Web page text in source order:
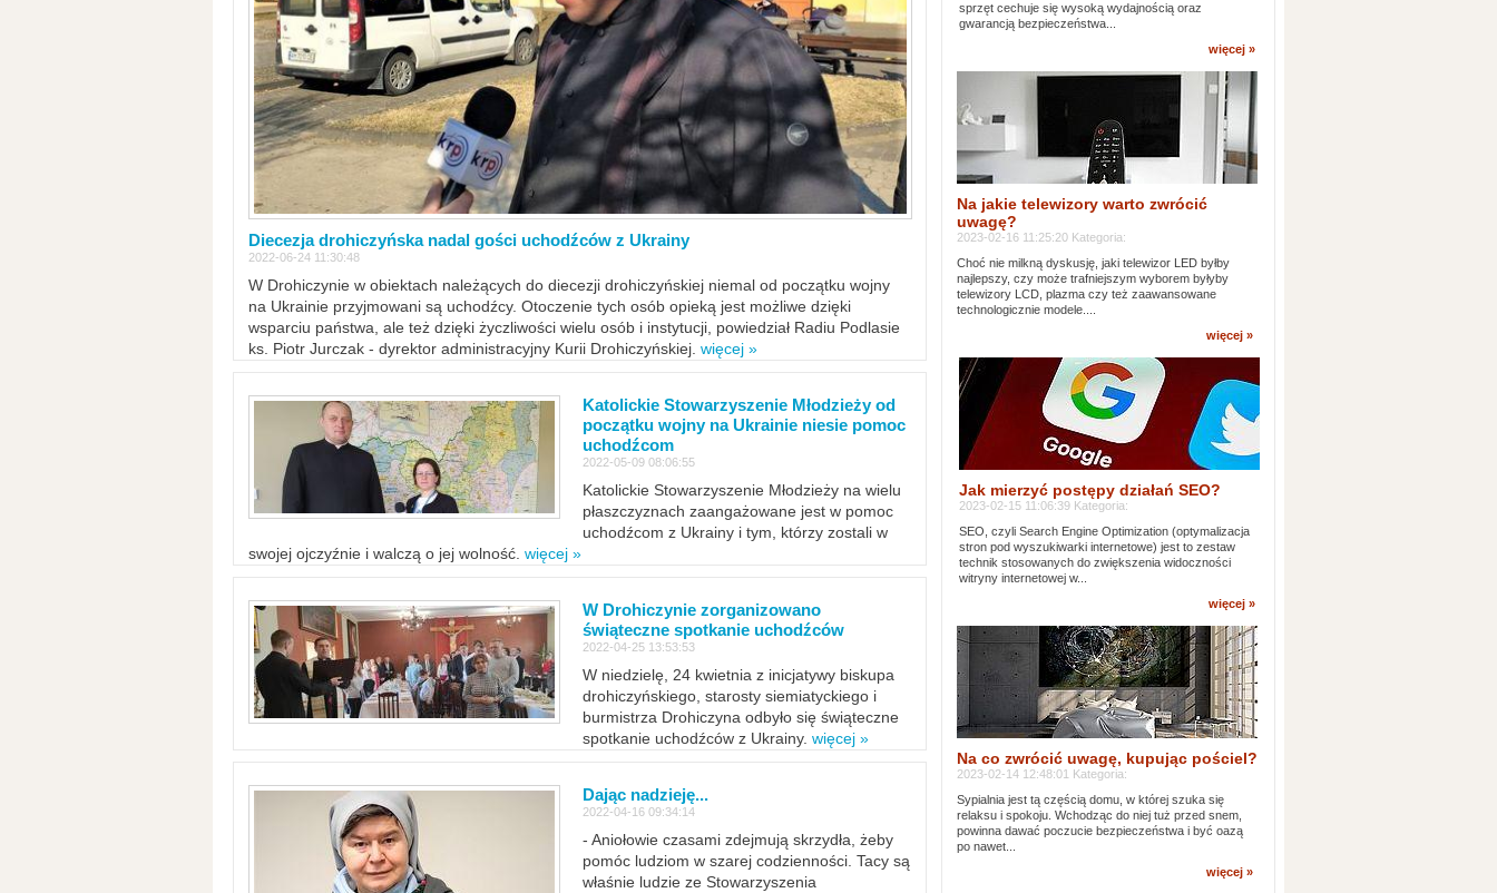
Diecezja drohiczyńska nadal gości uchodźców z Ukrainy
2022-06-24 11:30:48
W Drohiczynie w obiektach należących do diecezji drohiczyńskiej niemal od początku wojny
na Ukrainie przyjmowani są uchodźcy. Otoczenie tych osób opieką jest możliwe dzięki
wsparciu państwa, ale też dzięki życzliwości wielu osób i instytucji, powiedział Radiu Podlasie
ks. Piotr Jurczak - dyrektor administracyjny Kurii Drohiczyńskiej. więcej »
Katolickie Stowarzyszenie Młodzieży od
początku wojny na Ukrainie niesie pomoc
uchodźcom
2022-05-09 08:06:55
Katolickie Stowarzyszenie Młodzieży na wielu
płaszczyznach zaangażowane jest w pomoc
uchodźcom z Ukrainy i tym, którzy zostali w
swojej ojczyźnie i walczą o jej wolność. więcej »
W Drohiczynie zorganizowano
świąteczne spotkanie uchodźców
2022-04-25 13:53:53
W niedzielę, 24 kwietnia z inicjatywy biskupa
drohiczyńskiego, starosty siemiatyckiego i
burmistrza Drohiczyna odbyło się świąteczne
spotkanie uchodźców z Ukrainy. więcej »
Dając nadzieję...
2022-04-16 09:34:14
- Aniołowie czasami zdejmują skrzydła, żeby
pomóc ludziom w szarej codzienności. Tacy są
właśnie ludzie ze Stowarzyszenia
sprzęt cechuje się wysoką wydajnością oraz
gwarancją bezpieczeństwa...
więcej »
Na jakie telewizory warto zwrócić
uwagę?
2023-02-16 11:25:20 Kategoria:
Choć nie milkną dyskusję, jaki telewizor LED byłby
najlepszy, czy może trafniejszym wyborem byłyby
telewizory LCD, plazma czy też zaawansowane
technologicznie modele....
więcej »
Jak mierzyć postępy działań SEO?
2023-02-15 11:06:39 Kategoria:
SEO, czyli Search Engine Optimization (optymalizacja
stron pod wyszukiwarki internetowe) jest to zestaw
technik stosowanych do zwiększenia widoczności
witryny internetowej w...
więcej »
Na co zwrócić uwagę, kupując pościel?
2023-02-14 12:48:01 Kategoria:
Sypialnia jest tą częścią domu, w której szuka się
relaksu i spokoju. Wchodząc do niej tuż przed snem,
powinna dawać poczucie bezpieczeństwa i być oazą
po nawet...
więcej »